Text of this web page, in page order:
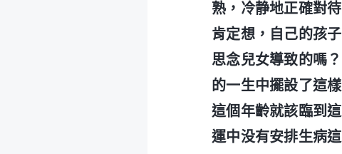
熟，冷静地正確對
肯定想，自己的孩
思念兒女導致的嗎
的一生中擺設了這
這個年齡就該臨到
運中没有安排生病